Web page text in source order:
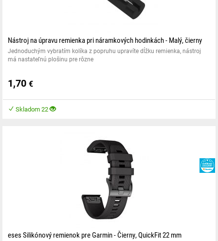
Nástroj na úpravu remienka pri náramkových hodinkách - Malý, čierny
Jednoduchým vybratím kolíka z popruhu upravíte dĺžku remienka, nástroj
má nastateľnú plošinu pre rôzne
1,70 €
Skladom 22
eses Silikónový remienok pre Garmin - Čierny, QuickFit 22 mm